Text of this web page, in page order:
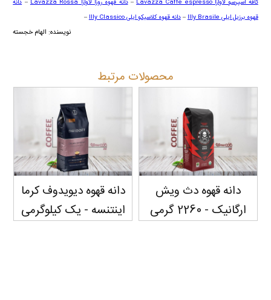
کافه اسپرسو لاوازاLavazza Caffe espresso
–دانه قهوه روزا لاوازاLavazza Rossa
–دانه
قهوه برزیل ایلیIlly Brasile
–دانه قهوه کلاسیکو ایلیIlly Classico
–
نویسنده: الهام خجسته
محصولات مرتبط
دانه قهوه دث ویش
ارگانیک - 2260 گرمی
دانه قهوه دیویدوف کرما
اینتنسه - یک کیلوگرمی